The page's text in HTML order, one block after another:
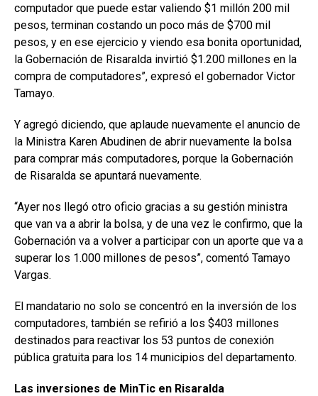
computador que puede estar valiendo $1 millón 200 mil
pesos, terminan costando un poco más de $700 mil
pesos, y en ese ejercicio y viendo esa bonita oportunidad,
la Gobernación de Risaralda invirtió $1.200 millones en la
compra de computadores”, expresó el gobernador Victor
Tamayo.
Y agregó diciendo, que aplaude nuevamente el anuncio de
la Ministra Karen Abudinen de abrir nuevamente la bolsa
para comprar más computadores, porque la Gobernación
de Risaralda se apuntará nuevamente.
“Ayer nos llegó otro oficio gracias a su gestión ministra
que van va a abrir la bolsa, y de una vez le confirmo, que la
Gobernación va a volver a participar con un aporte que va a
superar los 1.000 millones de pesos”, comentó Tamayo
Vargas.
El mandatario no solo se concentró en la inversión de los
computadores, también se refirió a los $403 millones
destinados para reactivar los 53 puntos de conexión
pública gratuita para los 14 municipios del departamento.
Las inversiones de MinTic en Risaralda